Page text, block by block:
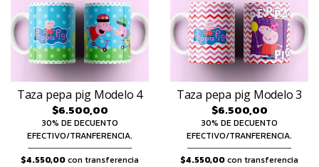
Taza pepa pig Modelo 4
$6.500,00
30% DE DECUENTO
EFECTIVO/TRANFERENCIA.
$4.550,00con transferencia
Taza pepa pig Modelo 3
$6.500,00
30% DE DECUENTO
EFECTIVO/TRANFERENCIA.
$4.550,00con transferencia